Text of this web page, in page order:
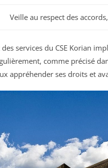
Veille au respect des
services du CSE Korian
comme précisé
appréhender ses droits et